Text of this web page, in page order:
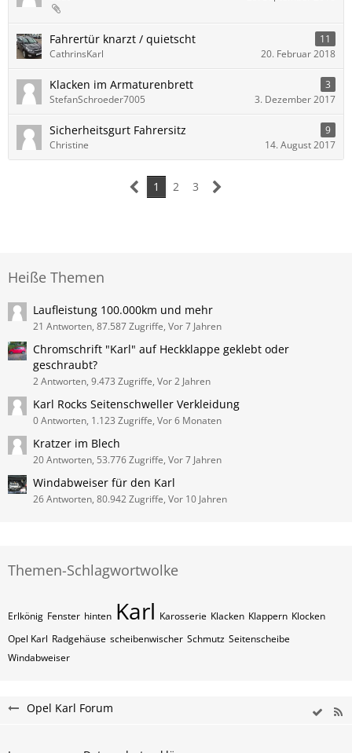
Fahrertür knarzt / quietscht
11
CathrinsKarl
20. Februar 2018
Klacken im Armaturenbrett
3
StefanSchroeder7005
3. Dezember 2017
Sicherheitsgurt Fahrersitz
9
Christine
14. August 2017
1 2 3
Heiße Themen
Laufleistung 100.000km und mehr
21 Antworten, 87.587 Zugriffe, Vor 7 Jahren
Chromschrift "Karl" auf Heckklappe geklebt oder
geschraubt?
2 Antworten, 9.473 Zugriffe, Vor 2 Jahren
Karl Rocks Seitenschweller Verkleidung
0 Antworten, 1.123 Zugriffe, Vor 6 Monaten
Kratzer im Blech
20 Antworten, 53.776 Zugriffe, Vor 7 Jahren
Windabweiser für den Karl
26 Antworten, 80.942 Zugriffe, Vor 10 Jahren
Themen-Schlagwortwolke
Erlkönig Fenster hinten Karl Karosserie Klacken Klappern Klocken
Opel Karl Radgehäuse scheibenwischer Schmutz Seitenscheibe
Windabweiser
Opel Karl Forum